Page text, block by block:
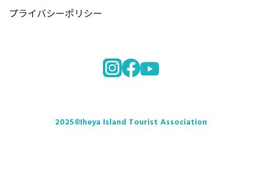
プライバシーポリシー
2025©Iheya Island Tourist Association